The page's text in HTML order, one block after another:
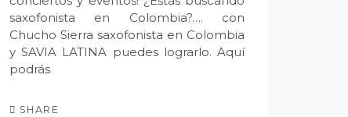
saxofonista en Colombia?…. con
Chucho Sierra saxofonista en Colombia
y SAVIA LATINA puedes lograrlo. Aquí
podrás
SHARE